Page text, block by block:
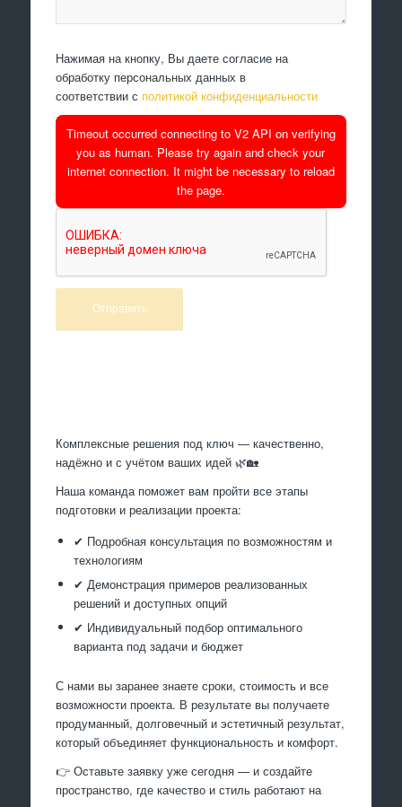
Нажимая на кнопку, Вы даете согласие на
обработку персональных данных в
соответствии с политикой конфиденциальности
Timeout occurred connecting to V2 API on verifying
you as human. Please try again and check your
internet connection. It might be necessary to reload
the page.
Комплексные решения под ключ — качественно,
надёжно и с учётом ваших идей 🌿🏡
Наша команда поможет вам пройти все этапы
подготовки и реализации проекта:
✔ Подробная консультация по возможностям и
технологиям
✔ Демонстрация примеров реализованных
решений и доступных опций
✔ Индивидуальный подбор оптимального
варианта под задачи и бюджет
С нами вы заранее знаете сроки, стоимость и все
возможности проекта. В результате вы получаете
продуманный, долговечный и эстетичный результат,
который объединяет функциональность и комфорт.
👉 Оставьте заявку уже сегодня — и создайте
пространство, где качество и стиль работают на